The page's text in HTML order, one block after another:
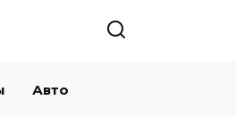
Авто